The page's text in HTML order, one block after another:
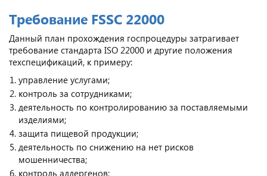
Требование FSSC 22000
Данный план прохождения госпроцедуры затрагивает
требование стандарта ISO 22000 и другие положения
техспецификаций, к примеру:
управление услугами;
контроль за сотрудниками;
деятельность по контролированию за поставляемыми
изделиями;
защита пищевой продукции;
деятельность по снижению на нет рисков
мошенничества;
контроль аллергенов;